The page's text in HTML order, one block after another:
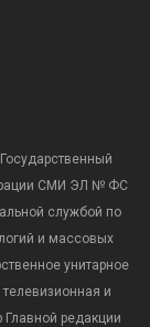
СМИ ЭЛ № ФС
службой по
и массовых
унитарное
и
редакции